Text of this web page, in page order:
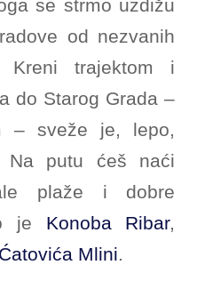
se strmo uzdižu
od nezvanih
Kreni trajektom i
do Starog Grada –
– sveže je, lepo,
Na putu ćeš naći
plaže i dobre
je Konoba Ribar,
Ćatovića Mlini